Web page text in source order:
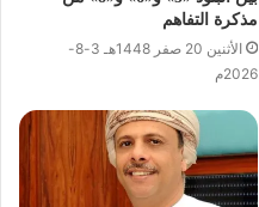
مذكرة التفاهم
الأثنين 20 صفر 1448هـ 3-8-
2026م